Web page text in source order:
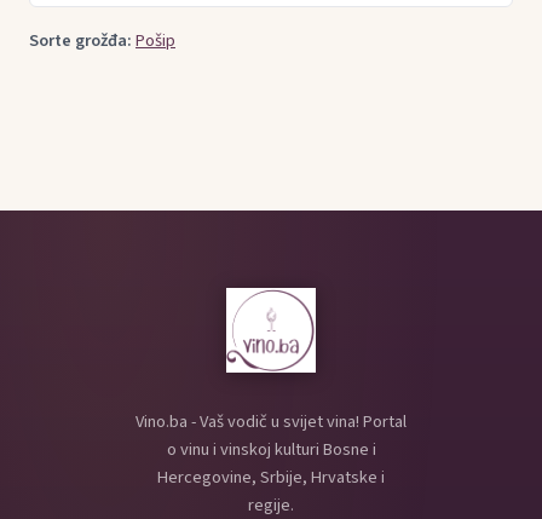
Sorte grožđa:Pošip
Vino.ba - Vaš vodič u svijet vina! Portal
o vinu i vinskoj kulturi Bosne i
Hercegovine, Srbije, Hrvatske i
regije.